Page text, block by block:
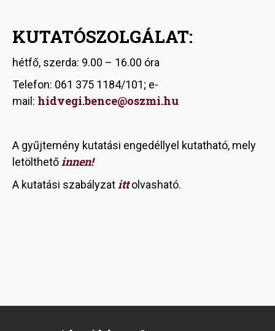
KUTATÓSZOLGÁLAT:
hétfő, szerda: 9.00 – 16.00 óra
Telefon: 061 375 1184/101; e-
mail: hidvegi.bence@oszmi.hu
A gyűjtemény kutatási engedéllyel kutatható, mely
letölthetőinnen!
A kutatási szabályzatitt olvasható.